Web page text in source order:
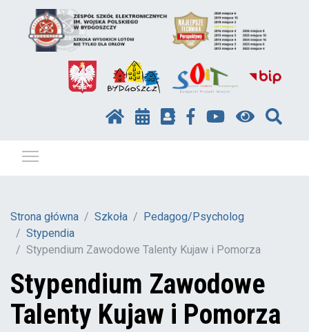
Strona główna Szkoła
Pedagog/Psycholog
Stypendia
Stypendium Zawodowe Talenty Kujaw i Pomorza
Stypendium Zawodowe
Talenty Kujaw i Pomorza